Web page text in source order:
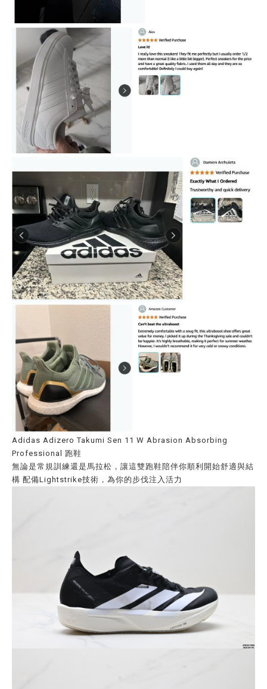
Adidas Adizero Takumi Sen 11 W Abrasion Absorbing
Professional 跑鞋
無論是常規訓練還是馬拉松，讓這雙跑鞋陪伴你順利開始舒適與結
構 配備Lightstrike技術，為你的步伐注入活力